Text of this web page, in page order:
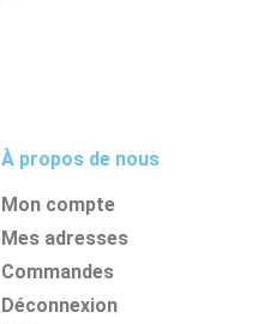
À propos de nous
Mon compte
Mes adresses
Commandes
Déconnexion